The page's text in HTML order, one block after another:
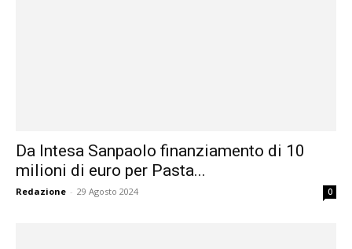
Da Intesa Sanpaolo finanziamento di 10
milioni di euro per Pasta...
Redazione - 29 Agosto 2024 0